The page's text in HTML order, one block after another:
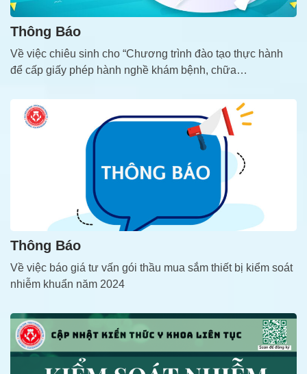
Thông Báo
Về việc chiêu sinh cho “Chương trình đào tạo thực hành
để cấp giấy phép hành nghề khám bệnh, chữa…
Thông Báo
Về việc báo giá tư vấn gói thầu mua sắm thiết bị kiểm soát
nhiễm khuẩn năm 2024